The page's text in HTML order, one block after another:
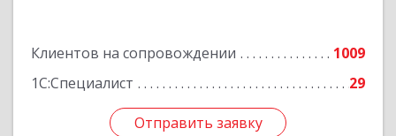
Клиентов на сопровождении
1009
1С:Специалист
29
Отправить заявку
Отправить заявку